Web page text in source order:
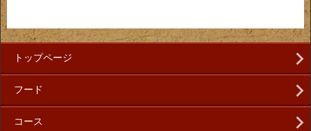
トップページ
フード
コース